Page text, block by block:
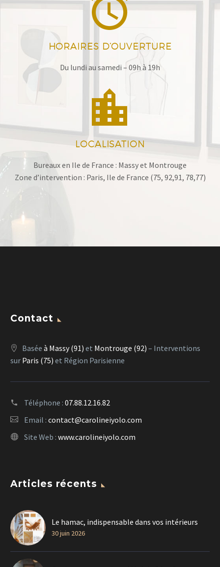


HORAIRES D’OUVERTURE
Du lundi au samedi – 09h à 19h


LOCALISATION
Bureaux en Ile de France : Massy et Montrouge
Zone d’intervention : Paris, Ile de France (75, 92,91, 78,77)
Contact
Basée à Massy (91) et Montrouge (92) – Interventions
sur Paris (75) et Région Parisienne
Téléphone : 07.88.12.16.82
Email : contact@carolineiyolo.com
Site Web : www.carolineiyolo.com
Articles récents
Le hamac, indispensable dans vos intérieurs
30 juin 2026